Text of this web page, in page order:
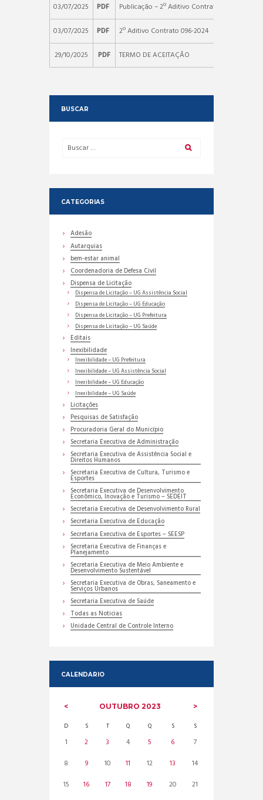
03/07/2025 PDF Publicação – 2º Aditivo Contrato 096-2024
03/07/2025 PDF 2º Aditivo Contrato 096-2024
29/10/2025 PDF TERMO DE ACEITAÇÃO
BUSCAR
CATEGORIAS
Adesão
Autarquias
bem-estar animal
Coordenadoria de Defesa Civil
Dispensa de Licitação
Dispensa de Licitação – UG Assistência Social
Dispensa de Licitação – UG Educação
Dispensa de Licitação – UG Prefeitura
Dispensa de Licitação – UG Saúde
Editais
Inexibilidade
Inexibilidade – UG Prefeitura
Inexibilidade – UG Assistência Social
Inexibilidade – UG Educação
Inexibilidade – UG Saúde
Licitações
Pesquisas de Satisfação
Procuradoria Geral do Município
Secretaria Executiva de Administração
Secretaria Executiva de Assistência Social e
Direitos Humanos
Secretaria Executiva de Cultura, Turismo e
Esportes
Secretaria Executiva de Desenvolvimento
Econômico, Inovação e Turismo – SEDEIT
Secretaria Executiva de Desenvolvimento Rural
Secretaria Executiva de Educação
Secretaria Executiva de Esportes – SEESP
Secretaria Executiva de Finanças e
Planejamento
Secretaria Executiva de Meio Ambiente e
Desenvolvimento Sustentável
Secretaria Executiva de Obras, Saneamento e
Serviços Urbanos
Secretaria Executiva de Saúde
Todas as Noticias
Unidade Central de Controle Interno
CALENDARIO
OUTUBRO2023
D S T Q Q S S
1 2 3 4 5 6
7
8
9 10 11 12 13
14
15
16 17 18 19 20
21